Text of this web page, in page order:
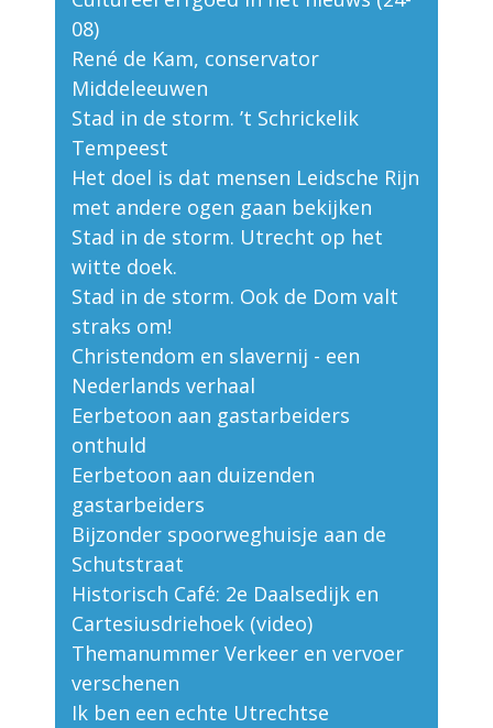
08)
René de Kam, conservator
Middeleeuwen
Stad in de storm. ’t Schrickelik
Tempeest
Het doel is dat mensen Leidsche Rijn
met andere ogen gaan bekijken
Stad in de storm. Utrecht op het
witte doek.
Stad in de storm. Ook de Dom valt
straks om!
Christendom en slavernij - een
Nederlands verhaal
Eerbetoon aan gastarbeiders
onthuld
Eerbetoon aan duizenden
gastarbeiders
Bijzonder spoorweghuisje aan de
Schutstraat
Historisch Café: 2e Daalsedijk en
Cartesiusdriehoek (video)
Themanummer Verkeer en vervoer
verschenen
Ik ben een echte Utrechtse